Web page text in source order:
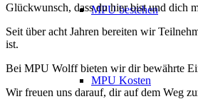
MPU bestehen
MPU Kosten
Glückwunsch, dass du hier bist und dich
Seit über acht Jahren bereiten wir
ist.
Bei MPU Wolff bieten wir dir bewährte
Wir freuen uns darauf, dir auf dem Weg